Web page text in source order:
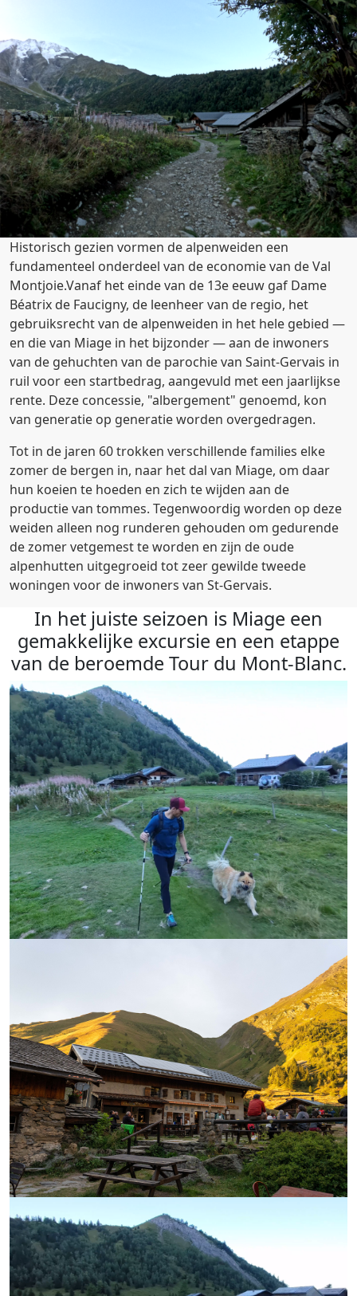
Historisch gezien vormen de alpenweiden een
fundamenteel onderdeel van de economie van de Val
Montjoie.Vanaf het einde van de 13e eeuw gaf Dame
Béatrix de Faucigny, de leenheer van de regio, het
gebruiksrecht van de alpenweiden in het hele gebied —
en die van Miage in het bijzonder — aan de inwoners
van de gehuchten van de parochie van Saint-Gervais in
ruil voor een startbedrag, aangevuld met een jaarlijkse
rente. Deze concessie, "albergement" genoemd, kon
van generatie op generatie worden overgedragen.
Tot in de jaren 60 trokken verschillende families elke
zomer de bergen in, naar het dal van Miage, om daar
hun koeien te hoeden en zich te wijden aan de
productie van tommes. Tegenwoordig worden op deze
weiden alleen nog runderen gehouden om gedurende
de zomer vetgemest te worden en zijn de oude
alpenhutten uitgegroeid tot zeer gewilde tweede
woningen voor de inwoners van St-Gervais.
In het juiste seizoen is Miage een
gemakkelijke excursie en een etappe
van de beroemde Tour du Mont-Blanc.